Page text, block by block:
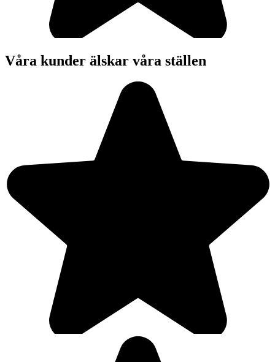
Våra kunder älskar våra ställen